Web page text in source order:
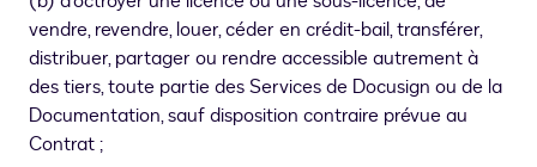
vendre, revendre, louer, céder en crédit-bail, transférer,
distribuer, partager ou rendre accessible autrement à
des tiers, toute partie des Services de Docusign ou de la
Documentation, sauf disposition contraire prévue au
Contrat ;